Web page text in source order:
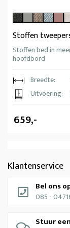
Klantenservice
Bel ons
085 -
Stuur
Stoffen
Stoffen bed in
hoofdbord
Breedte:
Uitvoering:
659,-